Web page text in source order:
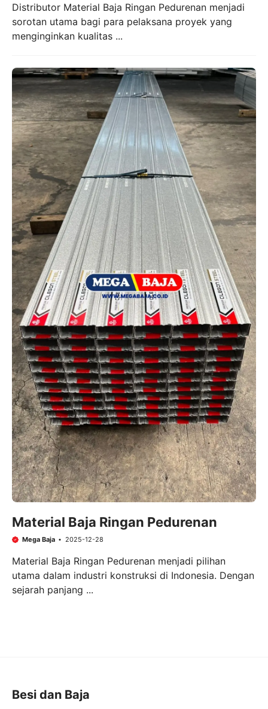
Distributor Material Baja Ringan Pedurenan menjadi
sorotan utama bagi para pelaksana proyek yang
menginginkan kualitas ...
Material Baja Ringan Pedurenan
Mega Baja 2025-12-28
Material Baja Ringan Pedurenan menjadi pilihan
utama dalam industri konstruksi di Indonesia. Dengan
sejarah panjang ...
Besi dan Baja